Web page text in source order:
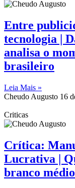
Entre
tecnologia |
analisa o
brasileiro
Leia Mais »
Cheudo Augusto 16
Criticas
Crítica:
Lucrativa |
branco